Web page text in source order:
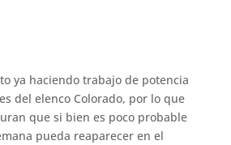
ya haciendo trabajo de potencia
del elenco Colorado, por lo que
que si bien es poco probable
pueda reaparecer en el